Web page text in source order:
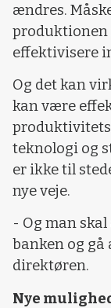
ændres.
produktionen
effektivisere
Og det kan
kan være
teknologi og
er ikke til
nye veje.
- Og man
banken og gå
direktøren.
Nye